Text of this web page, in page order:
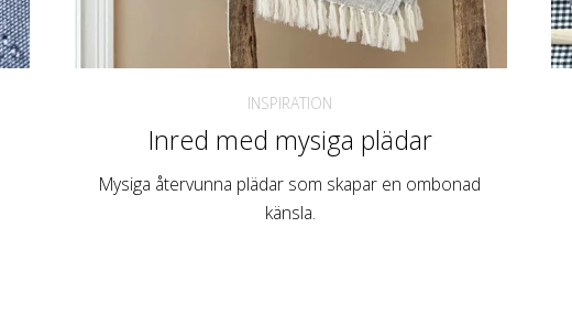
INSPIRATION
Inred med mysiga plädar
Mysiga återvunna plädar som skapar en ombonad
känsla.